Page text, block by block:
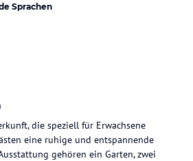
Sprachen
die speziell für Erwachsene
eine ruhige und entspannende
gehören ein Garten, zwei